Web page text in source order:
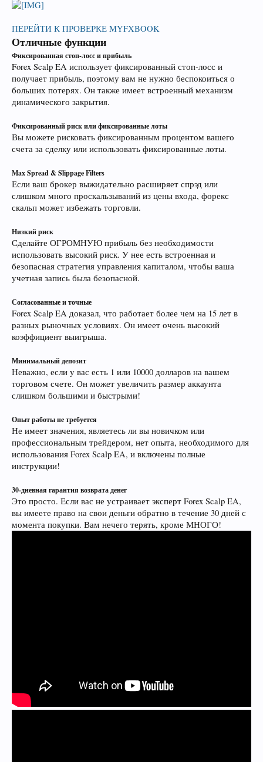
ПЕРЕЙТИ К ПРОВЕРКЕ MYFXBOOK
Отличные функции
Фиксированная стоп-лосс и прибыль
Forex Scalp EA использует фиксированный стоп-лосс и
получает прибыль, поэтому вам не нужно беспокоиться о
больших потерях. Он также имеет встроенный механизм
динамического закрытия.
Фиксированный риск или фиксированные лоты
Вы можете рисковать фиксированным процентом вашего
счета за сделку или использовать фиксированные лоты.
Max Spread & Slippage Filters
Если ваш брокер выжидательно расширяет спрэд или
слишком много проскальзываний из цены входа, форекс
скальп может избежать торговли.
Низкий риск
Сделайте ОГРОМНУЮ прибыль без необходимости
использовать высокий риск. У нее есть встроенная и
безопасная стратегия управления капиталом, чтобы ваша
учетная запись была безопасной.
Согласованные и точные
Forex Scalp EA доказал, что работает более чем на 15 лет в
разных рыночных условиях. Он имеет очень высокий
коэффициент выигрыша.
Минимальный депозит
Неважно, если у вас есть 1 или 10000 долларов на вашем
торговом счете. Он может увеличить размер аккаунта
слишком большими и быстрыми!
Опыт работы не требуется
Не имеет значения, являетесь ли вы новичком или
профессиональным трейдером, нет опыта, необходимого для
использования Forex Scalp EA, и включены полные
инструкции!
30-дневная гарантия возврата денег
Это просто. Если вас не устраивает эксперт Forex Scalp EA,
вы имеете право на свои деньги обратно в течение 30 дней с
момента покупки. Вам нечего терять, кроме МНОГО!